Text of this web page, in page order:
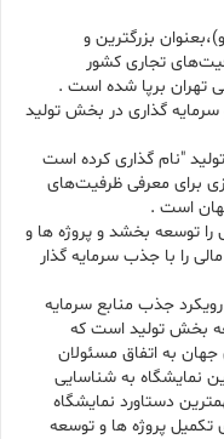
بزرگترین و
تجاری کشور
تهران برپا شده است .
گذاری در بخش تولید
"نام گذاری کرده است
برای معرفی ظرفیت‌های
است .
را توسعه بخشد و پروژه ها و
را با جذب سرمایه گذار
متمایز ساخت، رویکرد جذب منابع سرمایه
بخش تولید است که
جهان به اتفاق مسئولان
نمایشگاه به شناسایی
دستاورد نمایشگاه
تکمیل پروژه ها و توسعه